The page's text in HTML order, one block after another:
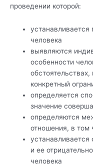
проведении которой:
устанавливается
человека
выявляются
особенности
конкретный
определяется
значение
определяются
отношения, в том
и ее
человека